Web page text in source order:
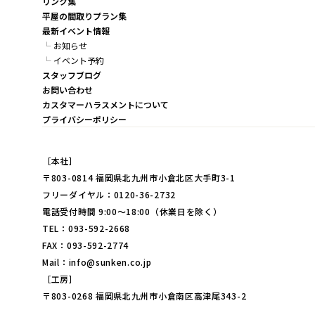
平屋の間取りプラン集
最新イベント情報
お知らせ
イベント予約
スタッフブログ
お問い合わせ
カスタマーハラスメントについて
プライバシーポリシー
［本社］
〒803-0814 福岡県北九州市小倉北区大手町3-1
フリーダイヤル：0120-36-2732
電話受付時間 9:00～18:00（休業日を除く）
TEL：093-592-2668
FAX：093-592-2774
Mail：info@sunken.co.jp
［工房］
〒803-0268 福岡県北九州市小倉南区高津尾343-2